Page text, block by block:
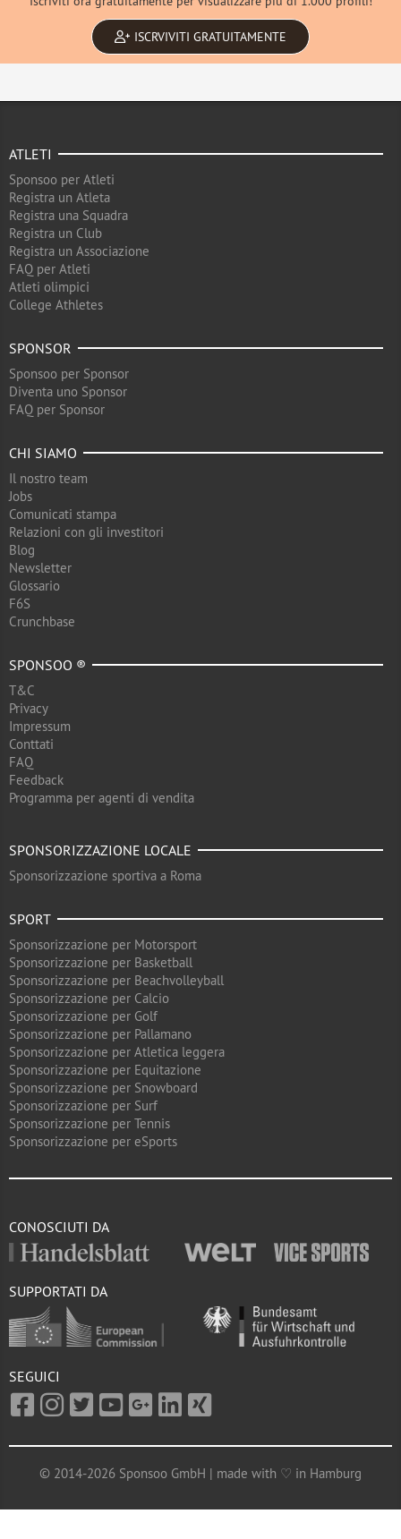
ISCRVIVITI GRATUITAMENTE
ATLETI
Sponsoo per Atleti
Registra un Atleta
Registra una Squadra
Registra un Club
Registra un Associazione
FAQ per Atleti
Atleti olimpici
College Athletes
SPONSOR
Sponsoo per Sponsor
Diventa uno Sponsor
FAQ per Sponsor
CHI SIAMO
Il nostro team
Jobs
Comunicati stampa
Relazioni con gli investitori
Blog
Newsletter
Glossario
F6S
Crunchbase
SPONSOO ®
T&C
Privacy
Impressum
Conttati
FAQ
Feedback
Programma per agenti di vendita
SPONSORIZZAZIONE LOCALE
Sponsorizzazione sportiva a Roma
SPORT
Sponsorizzazione per Motorsport
Sponsorizzazione per Basketball
Sponsorizzazione per Beachvolleyball
Sponsorizzazione per Calcio
Sponsorizzazione per Golf
Sponsorizzazione per Pallamano
Sponsorizzazione per Atletica leggera
Sponsorizzazione per Equitazione
Sponsorizzazione per Snowboard
Sponsorizzazione per Surf
Sponsorizzazione per Tennis
Sponsorizzazione per eSports
CONOSCIUTI DA
SUPPORTATI DA
SEGUICI
© 2014-2026 Sponsoo GmbH | made with ♡ in Hamburg